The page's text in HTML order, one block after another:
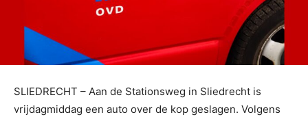
SLIEDRECHT – Aan de Stationsweg in Sliedrecht is
vrijdagmiddag een auto over de kop geslagen. Volgens